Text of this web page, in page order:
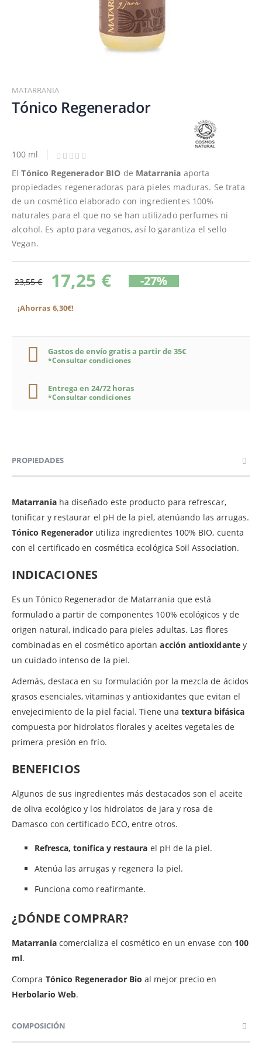
al
comienzo
de
de
MATARRANIA
Tónico Regenerador
100 ml
ElTónico Regenerador BIO de Matarrania aporta
propiedades regeneradoras para pieles maduras. Se trata
de un cosmético elaborado con ingredientes 100%
naturales para el que no se han utilizado perfumes ni
alcohol. Es apto para veganos, así lo garantiza el sello
Vegan.
23,55 € 17,25 € -27%
¡Ahorras 6,30€!
Gastos de envío gratis a partir de 35€
*Consultar condiciones
Entrega en 24/72 horas
*Consultar condiciones
PROPIEDADES
Matarraniaha diseñado este producto para refrescar,
tonificar y restaurar el pH de la piel, atenúando las arrugas.
Tónico Regenerador utiliza ingredientes 100% BIO, cuenta
con el certificado en cosmética ecológica Soil Association.
INDICACIONES
Es un Tónico Regenerador de Matarrania que está
formulado a partir de componentes 100% ecológicos y de
origen natural, indicado para pieles adultas. Las flores
combinadas en el cosmético aportanacción antioxidantey
un cuidado intenso de la piel.
Además, destaca en su formulación por la mezcla de ácidos
grasos esenciales, vitaminas y antioxidantes que evitan el
envejecimiento de la piel facial. Tiene unatextura bifásica
compuesta por hidrolatos florales y aceites vegetales de
primera presión en frío.
BENEFICIOS
Algunos de sus ingredientes más destacados son el aceite
de oliva ecológico y los hidrolatos de jara y rosa de
Damasco con certificado ECO, entre otros.
Refresca, tonifica y restaura el pH de la piel.
Atenúa las arrugas y regenera la piel.
Funciona como reafirmante.
¿DÓNDE COMPRAR?
Matarraniacomercializa el cosmético en un envase con 100
ml.
Compra Tónico Regenerador Bio al mejor precio en
Herbolario Web.
COMPOSICIÓN